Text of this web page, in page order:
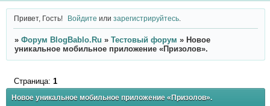
Привет, Гость! Войдите илизарегистрируйтесь
» Форум BlogBablo.Ru » Тестовый форум » Новое
уникальное мобильное приложение «Призолов».
Новое уникальное мобильное приложение «Призолов».
Страница: 1